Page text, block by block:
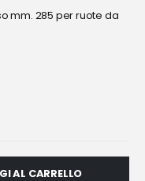
mm. 285 per ruote da
AL CARRELLO